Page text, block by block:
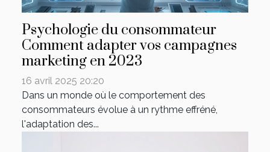
Psychologie du consommateur
Comment adapter vos campagnes
marketing en 2023
16 avril 2025 20:20
Dans un monde où le comportement des
consommateurs évolue à un rythme effréné,
l'adaptation des...